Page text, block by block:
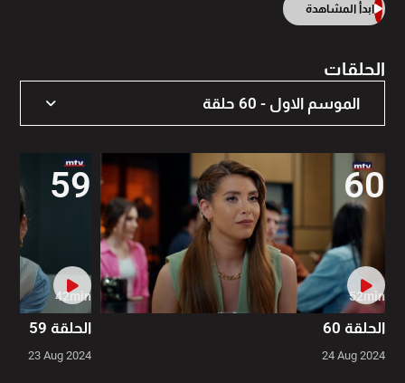
ابدأ المشاهدة
الحلقات
الموسم الاول - 60 حلقة
الموسم الاول - 60 حلقة
60
52min
الحلقة 60
24 Aug 2024
59
42min
الحلقة 59
23 Aug 2024